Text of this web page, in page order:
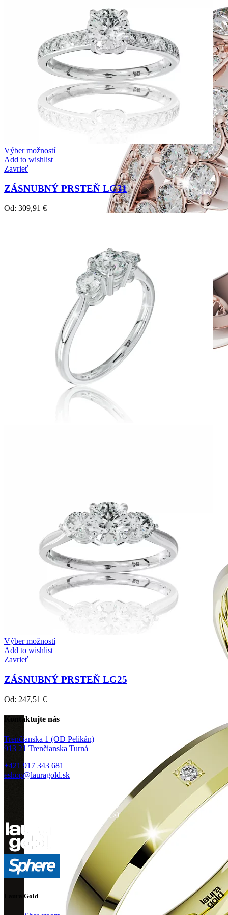
Svadobné obrúčky
Výber možností
Add to wishlist
Zavrieť
ZÁSNUBNÝ PRSTEŇ LG31
Od: 309,91 €
Výber možností
Add to wishlist
Zavrieť
ZÁSNUBNÝ PRSTEŇ LG25
Od: 247,51 €
Kontaktujte nás
Trenčianska 1 (OD Pelikán)
913 21 Trenčianska Turná
+421 917 343 681
eshop@lauragold.sk
Laura Gold